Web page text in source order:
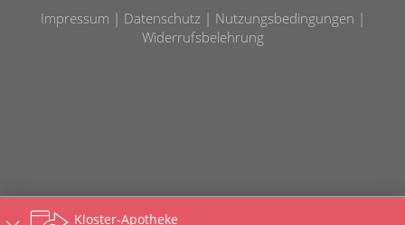
Impressum Datenschutz
Nutzungsbedingungen
Widerrufsbelehrung
Kloster-Apotheke